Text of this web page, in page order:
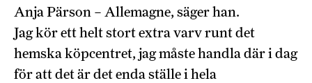
Anja Pärson – Allemagne, säger han.
Jag kör ett helt stort extra varv runt det
hemska köpcentret, jag måste handla där i dag
för att det är det enda ställe i hela